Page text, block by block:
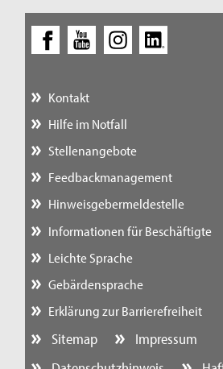
Kontakt
Hilfe im Notfall
Stellenangebote
Feedbackmanagement
Hinweisgebermeldestelle
Informationen für Beschäftigte
Leichte Sprache
Gebärdensprache
Erklärung zur Barrierefreiheit
Sitemap
Impressum